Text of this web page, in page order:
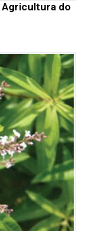
Agricultura do